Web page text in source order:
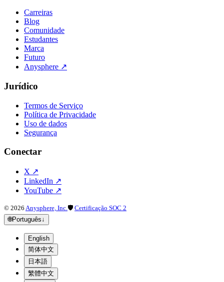
Carreiras
Blog
Comunidade
Estudantes
Marca
Futuro
Anysphere ↗
Jurídico
Termos de Serviço
Política de Privacidade
Uso de dados
Segurança
Conectar
X ↗
LinkedIn ↗
YouTube ↗
© 2026 Anysphere, Inc. 🛡 Certificação SOC 2
🌐Português↓
English
简体中文
日本語
繁體中文